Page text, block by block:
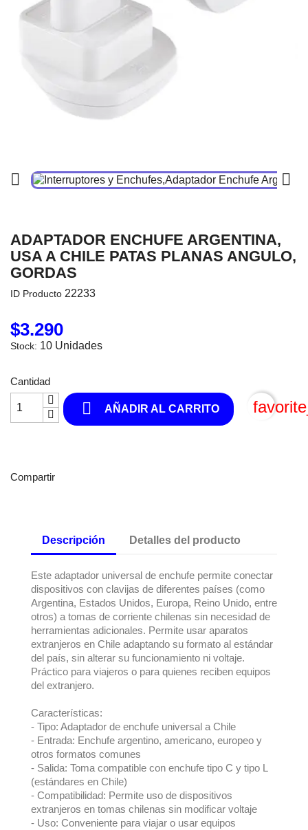
 
ADAPTADOR ENCHUFE ARGENTINA,
USA A CHILE PATAS PLANAS ANGULO,
GORDAS
ID Producto 22233
$3.290
Stock: 10 Unidades
Cantidad
 AÑADIR AL CARRITO
Compartir
Descripción Detalles del producto
Este adaptador universal de enchufe permite conectar
dispositivos con clavijas de diferentes países (como
Argentina, Estados Unidos, Europa, Reino Unido, entre
otros) a tomas de corriente chilenas sin necesidad de
herramientas adicionales. Permite usar aparatos
extranjeros en Chile adaptando su formato al estándar
del país, sin alterar su funcionamiento ni voltaje.
Práctico para viajeros o para quienes reciben equipos
del extranjero.
Características:
- Tipo: Adaptador de enchufe universal a Chile
- Entrada: Enchufe argentino, americano, europeo y
otros formatos comunes
- Salida: Toma compatible con enchufe tipo C y tipo L
(estándares en Chile)
- Compatibilidad: Permite uso de dispositivos
extranjeros en tomas chilenas sin modificar voltaje
- Uso: Conveniente para viajar o usar equipos